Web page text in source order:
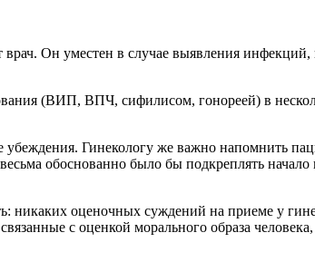
врач. Он уместен в случае выявления
(ВИП, ВПЧ, сифилисом, гонореей) в
Гинекологу же важно напомнить
обоснованно было бы подкреплять
никаких оценочных суждений на приеме у
с оценкой морального образа